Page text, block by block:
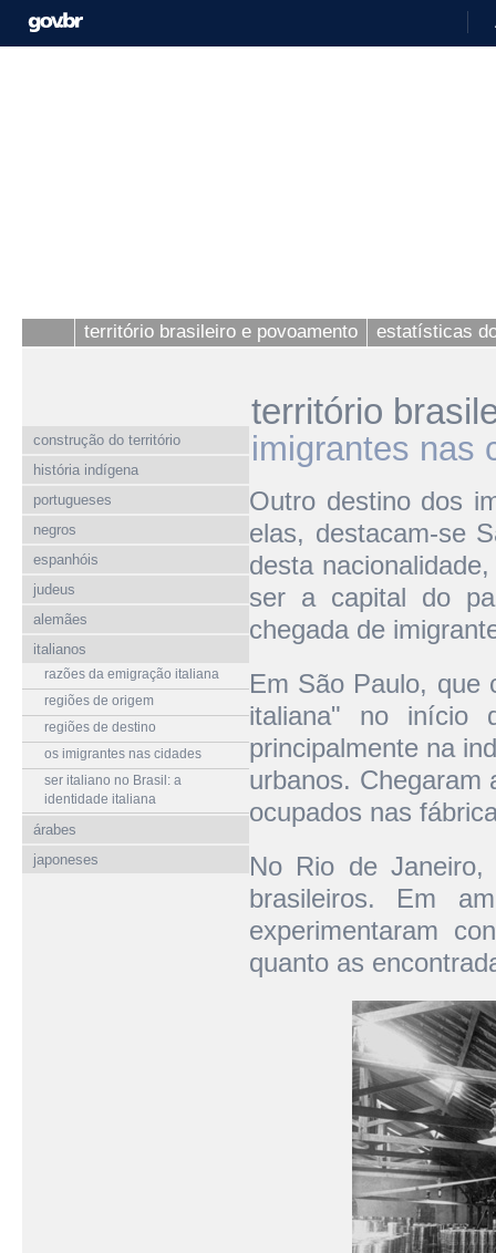
território brasileiro e povoamento estatísticas
construção do território
história indígena
portugueses
negros
espanhóis
judeus
alemães
italianos
razões da emigração italiana
regiões de origem
regiões de destino
os imigrantes nas cidades
ser italiano no Brasil: a
identidade italiana
árabes
japoneses
território
imigrantes nas
Outro destino dos
elas, destacam-se
desta
ser a capital do
chegada de
Em São Paulo, que
italiana" no início
principalmente na
urbanos. Chegaram
ocupados nas
No Rio de Janeiro,
brasileiros. Em
experimentaram
quanto as